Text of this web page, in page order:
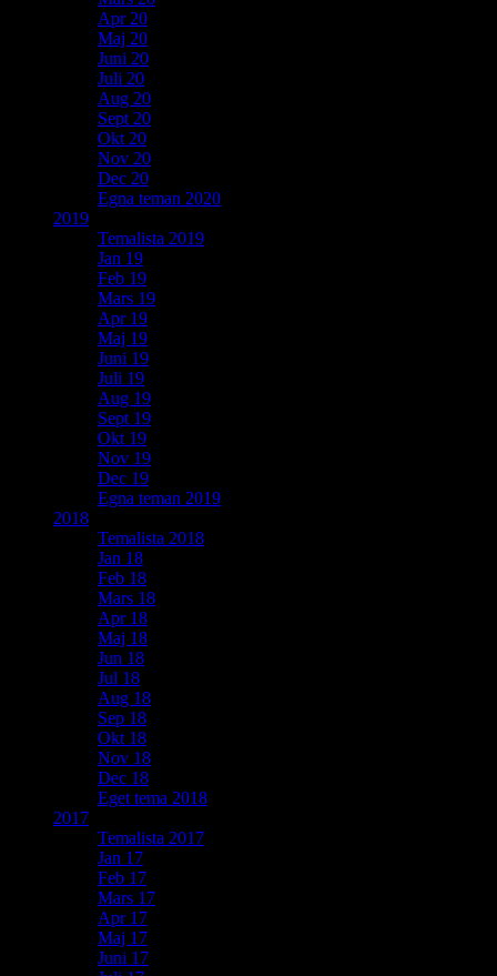
Apr 20
Maj 20
Juni 20
Juli 20
Aug 20
Sept 20
Okt 20
Nov 20
Dec 20
Egna teman 2020
2019
Temalista 2019
Jan 19
Feb 19
Mars 19
Apr 19
Maj 19
Juni 19
Juli 19
Aug 19
Sept 19
Okt 19
Nov 19
Dec 19
Egna teman 2019
2018
Temalista 2018
Jan 18
Feb 18
Mars 18
Apr 18
Maj 18
Jun 18
Jul 18
Aug 18
Sep 18
Okt 18
Nov 18
Dec 18
Eget tema 2018
2017
Temalista 2017
Jan 17
Feb 17
Mars 17
Apr 17
Maj 17
Juni 17